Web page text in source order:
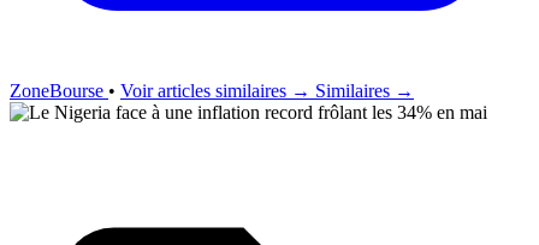
ZoneBourse • Voir articles similaires → Similaires →